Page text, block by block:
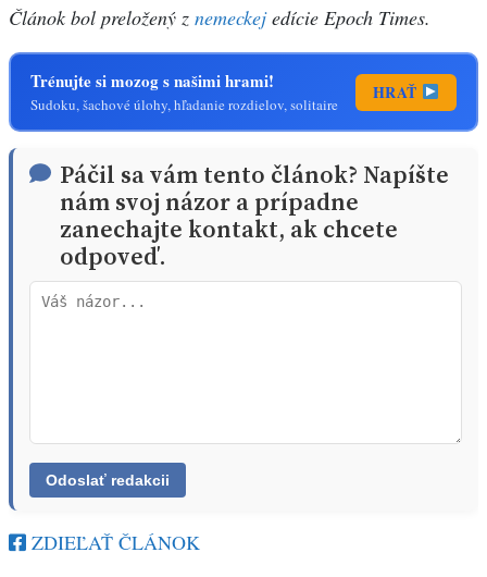
Článok bol preložený z nemeckejedície Epoch Times.
Trénujte si mozog s našimi hrami!
Sudoku, šachové úlohy, hľadanie rozdielov, solitaire
HRAŤ
Páčil sa vám tento článok? Napíšte
nám svoj názor a prípadne
zanechajte kontakt, ak chcete
odpoveď.
ZDIEĽAŤ ČLÁNOK